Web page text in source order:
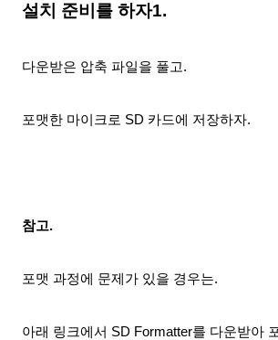
설치 준비를 하자1.
다운받은 압축 파일을 풀고.
포맷한 마이크로 SD 카드에 저장하자.
참고.
포맷 과정에 문제가 있을 경우는.
아래 링크에서 SD Formatter를 다운받아